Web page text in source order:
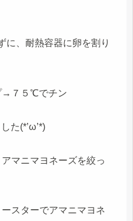
に、耐熱容器に卵を割り
→７５℃でチン
た(*’ω’*)
マニマヨネーズを絞っ
スターでアマニマヨネ